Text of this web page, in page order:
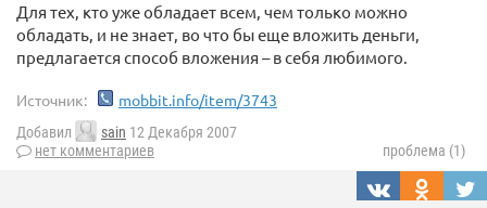
Для тех, кто уже обладает всем, чем только можно
обладать, и не знает, во что бы еще вложить деньги,
предлагается способ вложения – в себя любимого.
Источник: mobbit.info/item/3743
Добавил sain 12 Декабря 2007
нет комментариев
проблема (1)